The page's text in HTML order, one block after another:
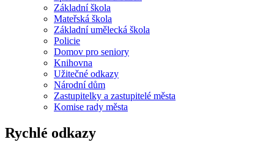
Základní škola
Mateřská škola
Základní umělecká škola
Policie
Domov pro seniory
Knihovna
Užitečné odkazy
Národní dům
Zastupitelky a zastupitelé města
Komise rady města
Rychlé odkazy